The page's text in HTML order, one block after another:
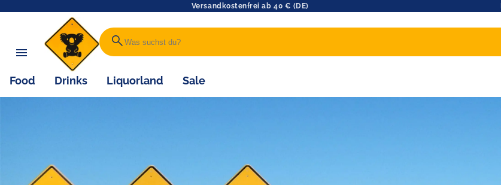
Versandkostenfrei ab 40 € (DE)
search
Food Drinks Liquorland Sale